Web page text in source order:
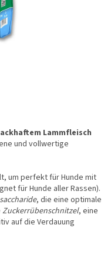
Lammfleisch
und vollwertige
um perfekt für Hunde mit
für Hunde aller Rassen).
, die eine optimale
Zuckerrübenschnitzel, eine
auf die Verdauung